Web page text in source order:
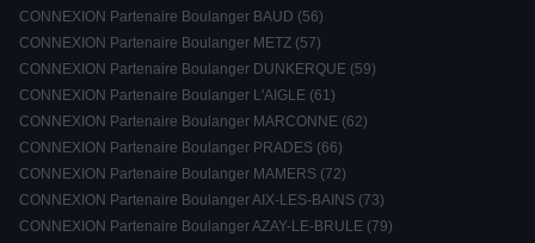
CONNEXION Partenaire Boulanger BAUD (56)
CONNEXION Partenaire Boulanger METZ (57)
CONNEXION Partenaire Boulanger DUNKERQUE (59)
CONNEXION Partenaire Boulanger L'AIGLE (61)
CONNEXION Partenaire Boulanger MARCONNE (62)
CONNEXION Partenaire Boulanger PRADES (66)
CONNEXION Partenaire Boulanger MAMERS (72)
CONNEXION Partenaire Boulanger AIX-LES-BAINS (73)
CONNEXION Partenaire Boulanger AZAY-LE-BRULE (79)